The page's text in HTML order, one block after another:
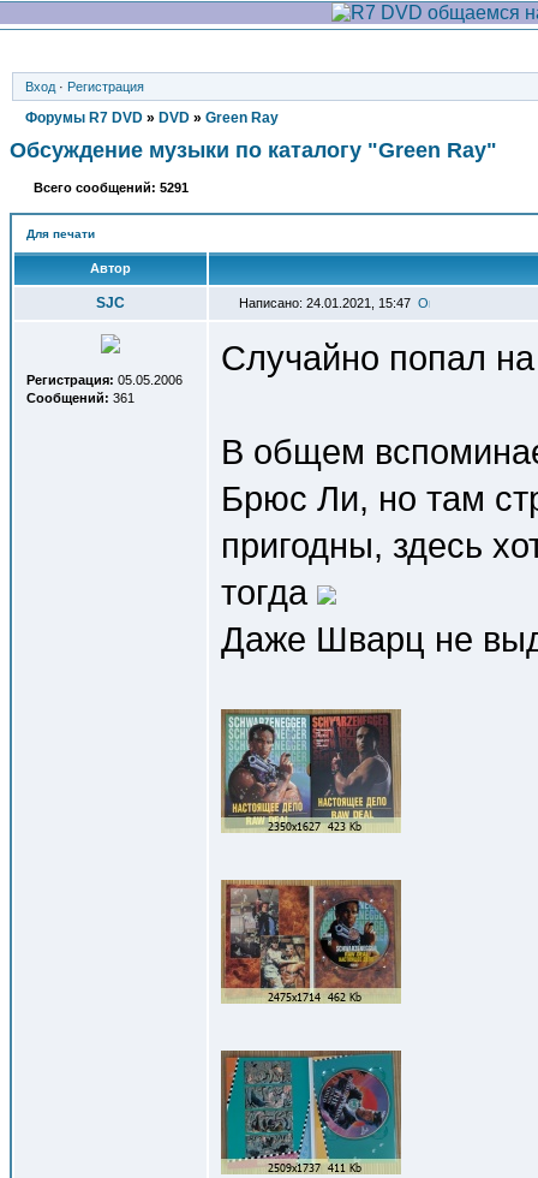
Вход · Регистрация
Форумы R7 DVD » DVD » Green Ray
Обсуждение музыки по каталогу "Green Ray"
Всего сообщений: 5291
Для печати
Автор
SJC Написано: 24.01.2021, 15:47
Регистрация: 05.05.2006
Сообщений: 361
Случайно попал
В общем
Брюс Ли, но там
пригодны, здесь
тогда
Даже Шварц не